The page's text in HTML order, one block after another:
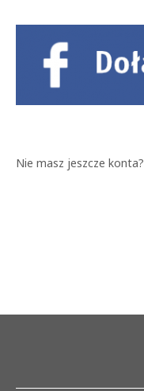
Nie masz jeszcze konta?